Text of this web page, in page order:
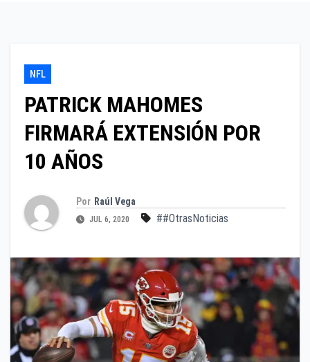
NFL
PATRICK MAHOMES
FIRMARÁ EXTENSIÓN POR
10 AÑOS
Por Raúl Vega
JUL 6, 2020 ##OtrasNoticias